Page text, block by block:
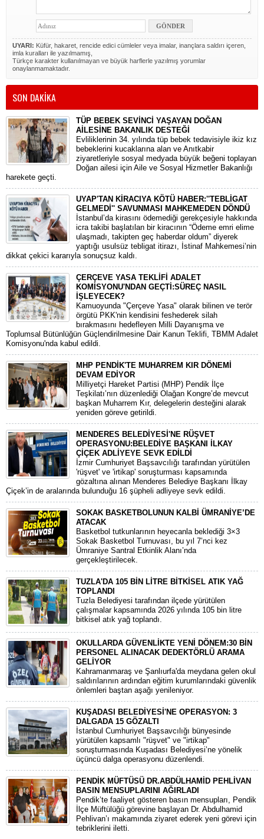
UYARI: Küfür, hakaret, rencide edici cümleler veya imalar, inançlara saldırı içeren,
imla kuralları ile yazılmamış,
Türkçe karakter kullanılmayan ve büyük harflerle yazılmış yorumlar
onaylanmamaktadır.
SON DAKİKA
TÜP BEBEK SEVİNCİ YAŞAYAN DOĞAN
AİLESİNE BAKANLIK DESTEĞİ
​Evliliklerinin 34. yılında tüp bebek tedavisiyle ikiz kız
bebeklerini kucaklarına alan ve Anıtkabir
ziyaretleriyle sosyal medyada büyük beğeni toplayan
Doğan ailesi için Aile ve Sosyal Hizmetler Bakanlığı
harekete geçti.
UYAP'TAN KİRACIYA KÖTÜ HABER:''TEBLİGAT
GELMEDİ'' SAVUNMASI MAHKEMEDEN DÖNDÜ
​İstanbul’da kirasını ödemediği gerekçesiyle hakkında
icra takibi başlatılan bir kiracının “Ödeme emri elime
ulaşmadı, takipten geç haberdar oldum” diyerek
yaptığı usulsüz tebligat itirazı, İstinaf Mahkemesi’nin
dikkat çekici kararıyla sonuçsuz kaldı.
ÇERÇEVE YASA TEKLİFİ ADALET
KOMİSYONU'NDAN GEÇTİ:SÜREÇ NASIL
İŞLEYECEK?
​Kamuoyunda "Çerçeve Yasa" olarak bilinen ve terör
örgütü PKK'nin kendisini feshederek silah
bırakmasını hedefleyen Milli Dayanışma ve
Toplumsal Bütünlüğün Güçlendirilmesine Dair Kanun Teklifi, TBMM Adalet
Komisyonu'nda kabul edildi.
MHP PENDİK'TE MUHARREM KIR DÖNEMİ
DEVAM EDİYOR
​Milliyetçi Hareket Partisi (MHP) Pendik İlçe
Teşkilatı’nın düzenlediği Olağan Kongre’de mevcut
başkan Muharrem Kır, delegelerin desteğini alarak
yeniden göreve getirildi.
MENDERES BELEDİYESİ'NE RÜŞVET
OPERASYONU:BELEDİYE BAŞKANI İLKAY
ÇİÇEK ADLİYEYE SEVK EDİLDİ
​İzmir Cumhuriyet Başsavcılığı tarafından yürütülen
'rüşvet' ve 'irtikap' soruşturması kapsamında
gözaltına alınan Menderes Belediye Başkanı İlkay
Çiçek’in de aralarında bulunduğu 16 şüpheli adliyeye sevk edildi.
SOKAK BASKETBOLUNUN KALBİ ÜMRANİYE’DE
ATACAK
Basketbol tutkunlarının heyecanla beklediği 3×3
Sokak Basketbol Turnuvası, bu yıl 7’nci kez
Ümraniye Santral Etkinlik Alanı’nda
gerçekleştirilecek.
TUZLA'DA 105 BİN LİTRE BİTKİSEL ATIK YAĞ
TOPLANDI
Tuzla Belediyesi tarafından ilçede yürütülen
çalışmalar kapsamında 2026 yılında 105 bin litre
bitkisel atık yağ toplandı.
OKULLARDA GÜVENLİKTE YENİ DÖNEM:30 BİN
PERSONEL ALINACAK DEDEKTÖRLÜ ARAMA
GELİYOR
​Kahramanmaraş ve Şanlıurfa'da meydana gelen okul
saldırılarının ardından eğitim kurumlarındaki güvenlik
önlemleri baştan aşağı yenileniyor.
KUŞADASI BELEDİYESİ'NE OPERASYON: 3
DALGADA 15 GÖZALTI
​İstanbul Cumhuriyet Başsavcılığı bünyesinde
yürütülen kapsamlı "rüşvet" ve "irtikap"
soruşturmasında Kuşadası Belediyesi’ne yönelik
üçüncü dalga operasyonu düzenlendi.
PENDİK MÜFTÜSÜ DR.ABDÜLHAMİD PEHLİVAN
BASIN MENSUPLARINI AĞIRLADI
​Pendik’te faaliyet gösteren basın mensupları, Pendik
İlçe Müftülüğü görevine başlayan Dr. Abdulhamid
Pehlivan’ı makamında ziyaret ederek yeni görevi için
tebriklerini iletti.